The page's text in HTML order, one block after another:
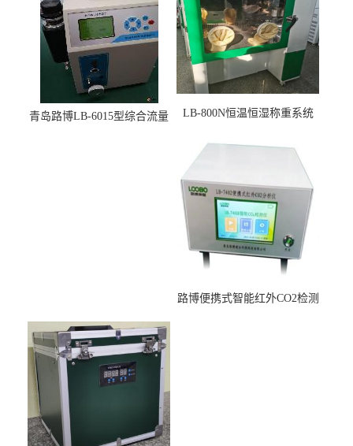
青岛路博LB-6015型综合流量
LB-800N恒温恒湿称重系统
路博便携式智能红外CO2检测